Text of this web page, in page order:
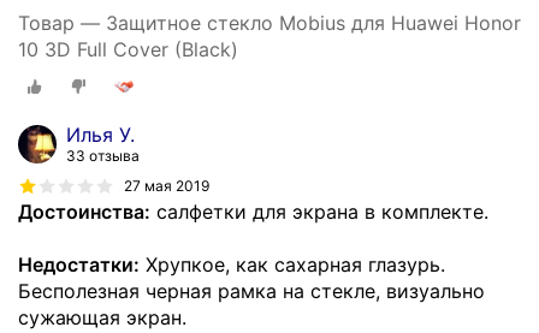
Товар — Защитное стекло Mobius для Huawei Honor
10 3D Full Cover (Black)
Илья У.
33 отзыва
27 мая 2019
Достоинства: салфетки для экрана в комплекте.
Недостатки: Хрупкое, как сахарная глазурь.
Бесполезная черная рамка на стекле, визуально
сужающая экран.